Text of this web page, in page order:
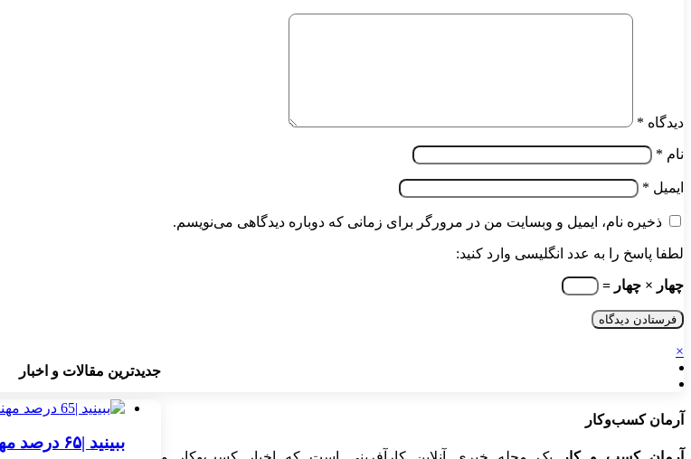
دیدگاه *
نام *
ایمیل *
ذخیره نام، ایمیل و وبسایت من در مرورگر برای زمانی که دوباره دیدگاهی می‌نویسم.
لطفا پاسخ را به عدد انگلیسی وارد کنید:
چهار × چهار =
جدیدترین مقالات و اخبار
ببینید |۶۵ درصد مهندسان کشاورزی بیکارند یا شغل تخصصی ندارند
×
آرمان کسب‌وکار